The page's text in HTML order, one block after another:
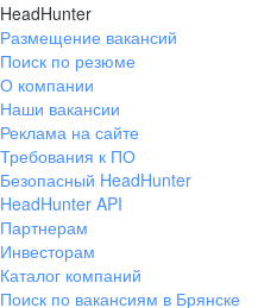
HeadHunter
Размещение вакансий
Поиск по резюме
О компании
Наши вакансии
Реклама на сайте
Требования к ПО
Безопасный HeadHunter
HeadHunter API
Партнерам
Инвесторам
Каталог компаний
Поиск по вакансиям в Брянске